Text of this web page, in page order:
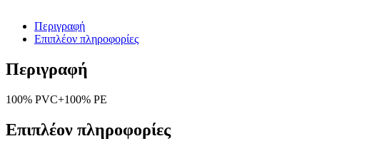
Περιγραφή
Επιπλέον πληροφορίες
Περιγραφή
100% PVC+100% PE
Επιπλέον πληροφορίες